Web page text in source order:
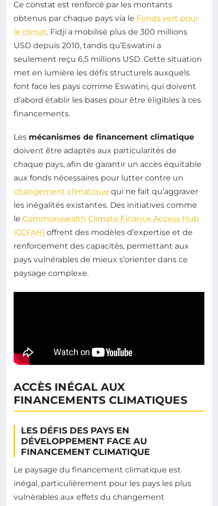
Ce constat est renforcé par les montants
obtenus par chaque pays via le Fonds vert pour
le climat. Fidji a mobilisé plus de 300 millions
USD depuis 2010, tandis qu’Eswatini a
seulement reçu 6,5 millions USD. Cette situation
met en lumière les défis structurels auxquels
font face les pays comme Eswatini, qui doivent
d’abord établir les bases pour être éligibles à ces
financements.
Les mécanismes de financement climatique
doivent être adaptés aux particularités de
chaque pays, afin de garantir un accès équitable
aux fonds nécessaires pour lutter contre un
changement climatique qui ne fait qu’aggraver
les inégalités existantes. Des initiatives comme
le Commonwealth Climate Finance Access Hub
(CCFAH) offrent des modèles d’expertise et de
renforcement des capacités, permettant aux
pays vulnérables de mieux s’orienter dans ce
paysage complexe.
ACCÈS INÉGAL AUX
FINANCEMENTS CLIMATIQUES
LES DÉFIS DES PAYS EN
DÉVELOPPEMENT FACE AU
FINANCEMENT CLIMATIQUE
Le paysage du financement climatique est
inégal, particulièrement pour les pays les plus
vulnérables aux effets du changement